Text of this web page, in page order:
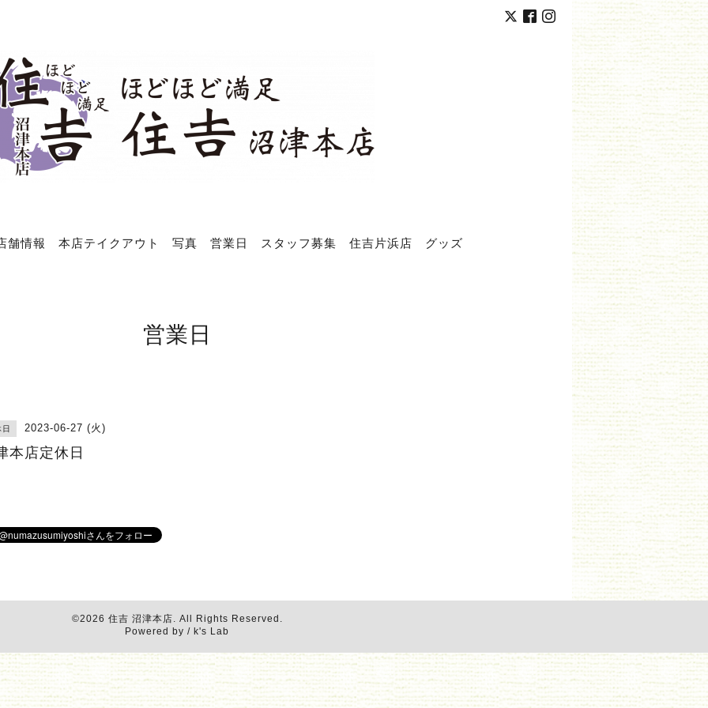
舗情報 本店テイクアウト 写真 営業日 スタッフ募集 住吉片浜店 グッズ
営業日
2023-06-27 (火)
本店定休日
©2026 住吉 沼津本店. All Rights Reserved.
Powered by / k's Lab